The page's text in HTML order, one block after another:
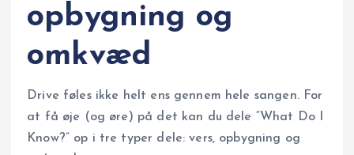
opbygning og
omkvæd
Drive føles ikke helt ens gennem hele sangen. For
at få øje (og øre) på det kan du dele “What Do I
Know?” op i tre typer dele: vers, opbygning og